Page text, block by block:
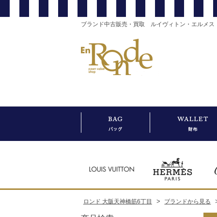
ブランド中古販売・買取 ルイヴィトン・エルメス
ロンド 大阪天神橋筋6丁目 > ブランドから見る